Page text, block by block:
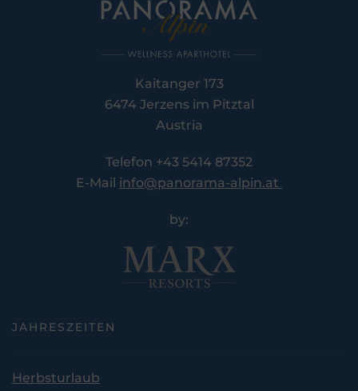
Kaitanger 173
6474 Jerzens im Pitztal
Austria
Telefon +43 5414 87352
E-Mail info@panorama-alpin.at
by:
JAHRESZEITEN
Herbsturlaub